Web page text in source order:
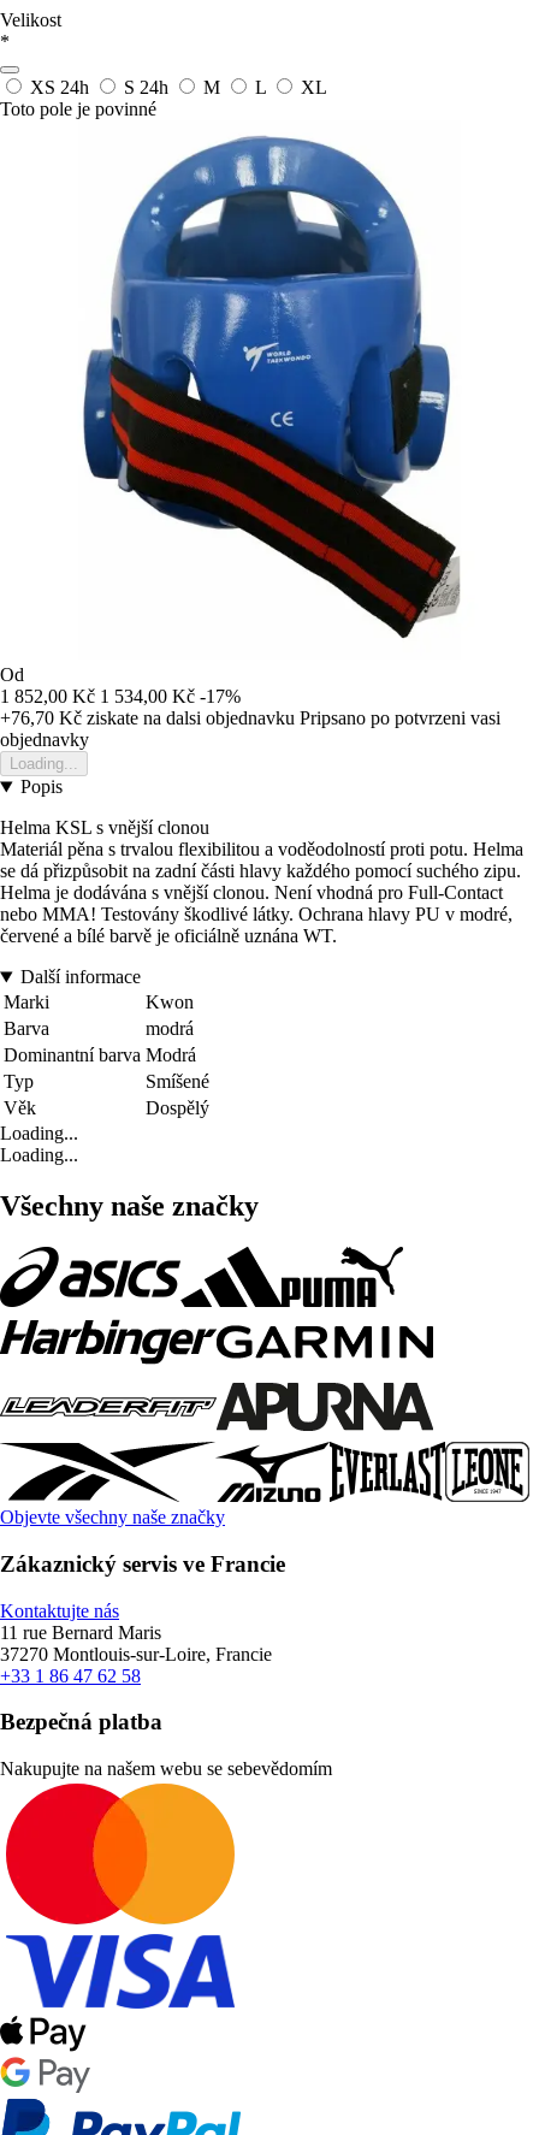
Velikost
*
XS 24h S 24h M L
XL
Toto pole je povinné
Od
1 852,00 Kč 1 534,00 Kč -17%
+76,70 Kč ziskate na dalsi objednavku Pripsano po potvrzeni vasi
objednavky
Loading...
Popis
Helma KSL s vnější clonou
Materiál pěna s trvalou flexibilitou a voděodolností proti potu. Helma
se dá přizpůsobit na zadní části hlavy každého pomocí suchého zipu.
Helma je dodávána s vnější clonou. Není vhodná pro Full-Contact
nebo MMA! Testovány škodlivé látky. Ochrana hlavy PU v modré,
červené a bílé barvě je oficiálně uznána WT.
Další informace
Marki
Kwon
Barva
modrá
Dominantní barva Modrá
Typ
Smíšené
Věk
Dospělý
Loading...
Loading...
Všechny naše značky
Objevte všechny naše značky
Zákaznický servis ve Francie
Kontaktujte nás
11 rue Bernard Maris
37270 Montlouis-sur-Loire, Francie
+33 1 86 47 62 58
Bezpečná platba
Nakupujte na našem webu se sebevědomím